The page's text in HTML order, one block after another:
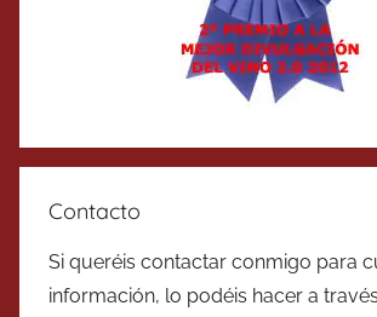
Contacto
Si queréis contactar conmigo para
información, lo podéis hacer a